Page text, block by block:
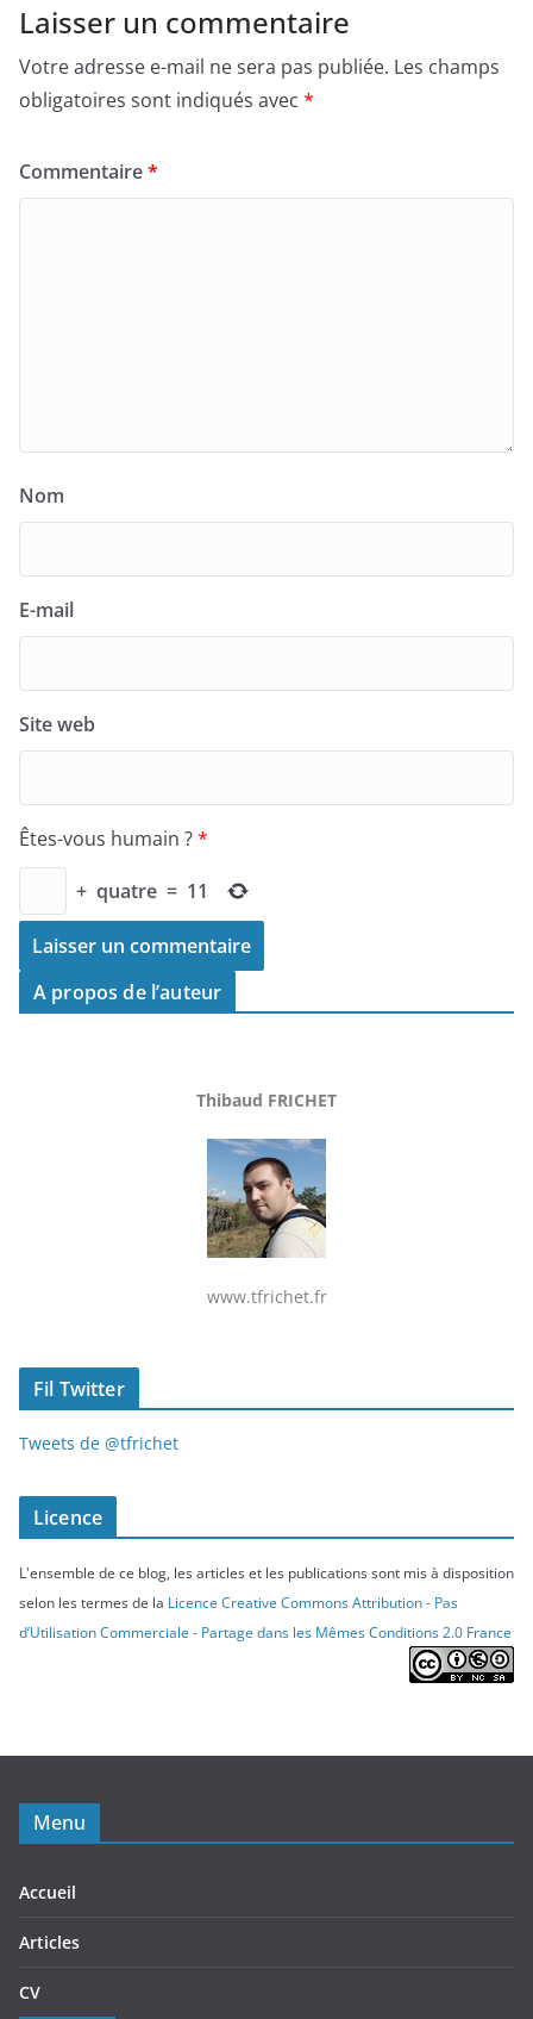
Laisser un commentaire
Votre adresse e-mail ne sera pas publiée. Les champs
obligatoires sont indiqués avec *
Commentaire*
Nom
E-mail
Site web
Êtes-vous humain ?*
+ quatre = 11
A propos de l’auteur
Thibaud FRICHET
www.tfrichet.fr
Fil Twitter
Tweets de @tfrichet
Licence
L'ensemble de ce blog, les articles et les publications sont mis à disposition
selon les termes de la Licence Creative Commons Attribution - Pas
d’Utilisation Commerciale - Partage dans les Mêmes Conditions 2.0 France
Menu
Accueil
Articles
CV